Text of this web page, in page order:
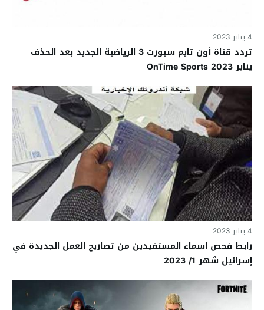
4 يناير 2023
تردد قناة أون تايم سبورت 3 الرياضية الجديد بعد الحذف
يناير 2023 OnTime Sports
4 يناير 2023
رابط فحص اسماء المستفيدين من تصاريح العمل الجديدة في
إسرائيل شهر 1/ 2023